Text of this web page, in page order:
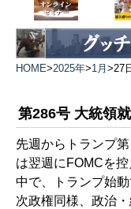
HOME>2025年>1月 >27
第286号 大統領
先週からトランプ
は翌週にFOMCを
中で、トランプ始
次政権同様、政治